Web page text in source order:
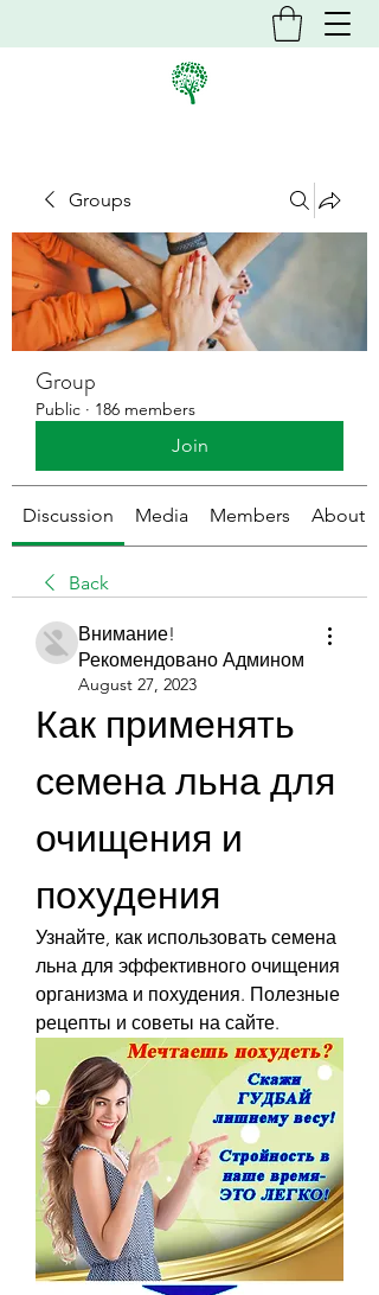
Groups
Group
Public · 186 members
Join
Discussion Media Members About
Back
Внимание!
Рекомендовано Админом
August 27, 2023
Как применять
семена льна для
очищения и
похудения
Узнайте, как использовать семена
льна для эффективного очищения
организма и похудения. Полезные
рецепты и советы на сайте.